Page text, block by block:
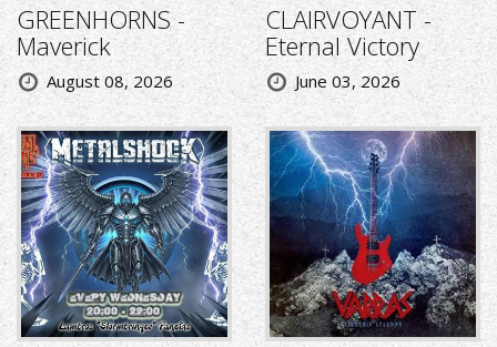
GREENHORNS -
Maverick
August 08, 2026
CLAIRVOYANT -
Eternal Victory
June 03, 2026